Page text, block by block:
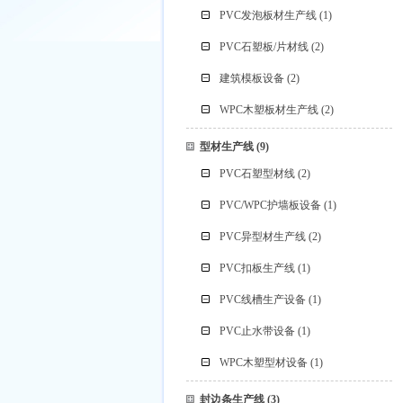
PVC发泡板材生产线 (1)
PVC石塑板/片材线 (2)
建筑模板设备 (2)
WPC木塑板材生产线 (2)
型材生产线(9)
PVC石塑型材线 (2)
PVC/WPC护墙板设备 (1)
PVC异型材生产线 (2)
PVC扣板生产线 (1)
PVC线槽生产设备 (1)
PVC止水带设备 (1)
WPC木塑型材设备 (1)
封边条生产线(3)